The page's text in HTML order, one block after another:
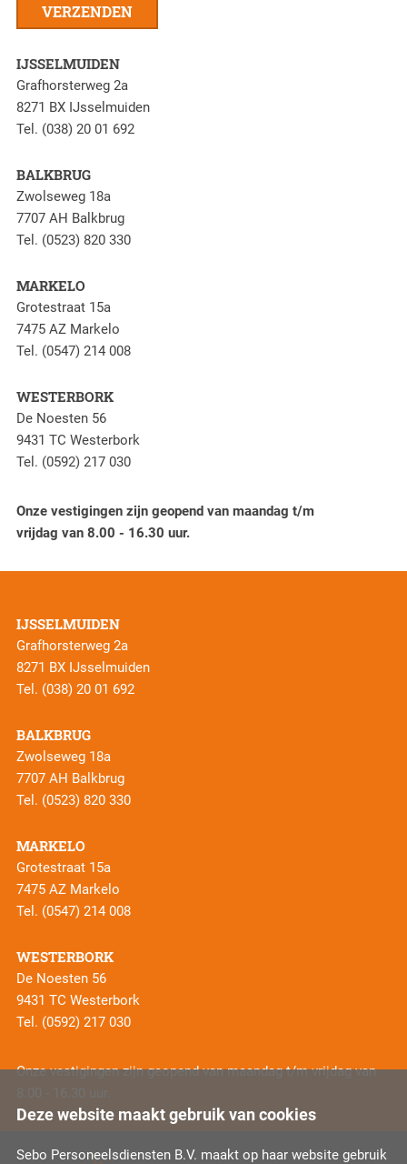
IJSSELMUIDEN
Grafhorsterweg 2a
8271 BX IJsselmuiden
Tel. (038) 20 01 692
BALKBRUG
Zwolseweg 18a
7707 AH Balkbrug
Tel. (0523) 820 330
MARKELO
Grotestraat 15a
7475 AZ Markelo
Tel. (0547) 214 008
WESTERBORK
De Noesten 56
9431 TC Westerbork
Tel. (0592) 217 030
Onze vestigingen zijn geopend van maandag t/m
vrijdag van 8.00 - 16.30 uur.
IJSSELMUIDEN
Grafhorsterweg 2a
8271 BX IJsselmuiden
Tel. (038) 20 01 692
BALKBRUG
Zwolseweg 18a
7707 AH Balkbrug
Tel. (0523) 820 330
MARKELO
Grotestraat 15a
7475 AZ Markelo
Tel. (0547) 214 008
WESTERBORK
De Noesten 56
9431 TC Westerbork
Tel. (0592) 217 030
Onze vestigingen zijn geopend van maandag t/m vrijdag van
Deze website maakt gebruik van cookies
Sebo Personeelsdiensten B.V. maakt op haar website gebruik